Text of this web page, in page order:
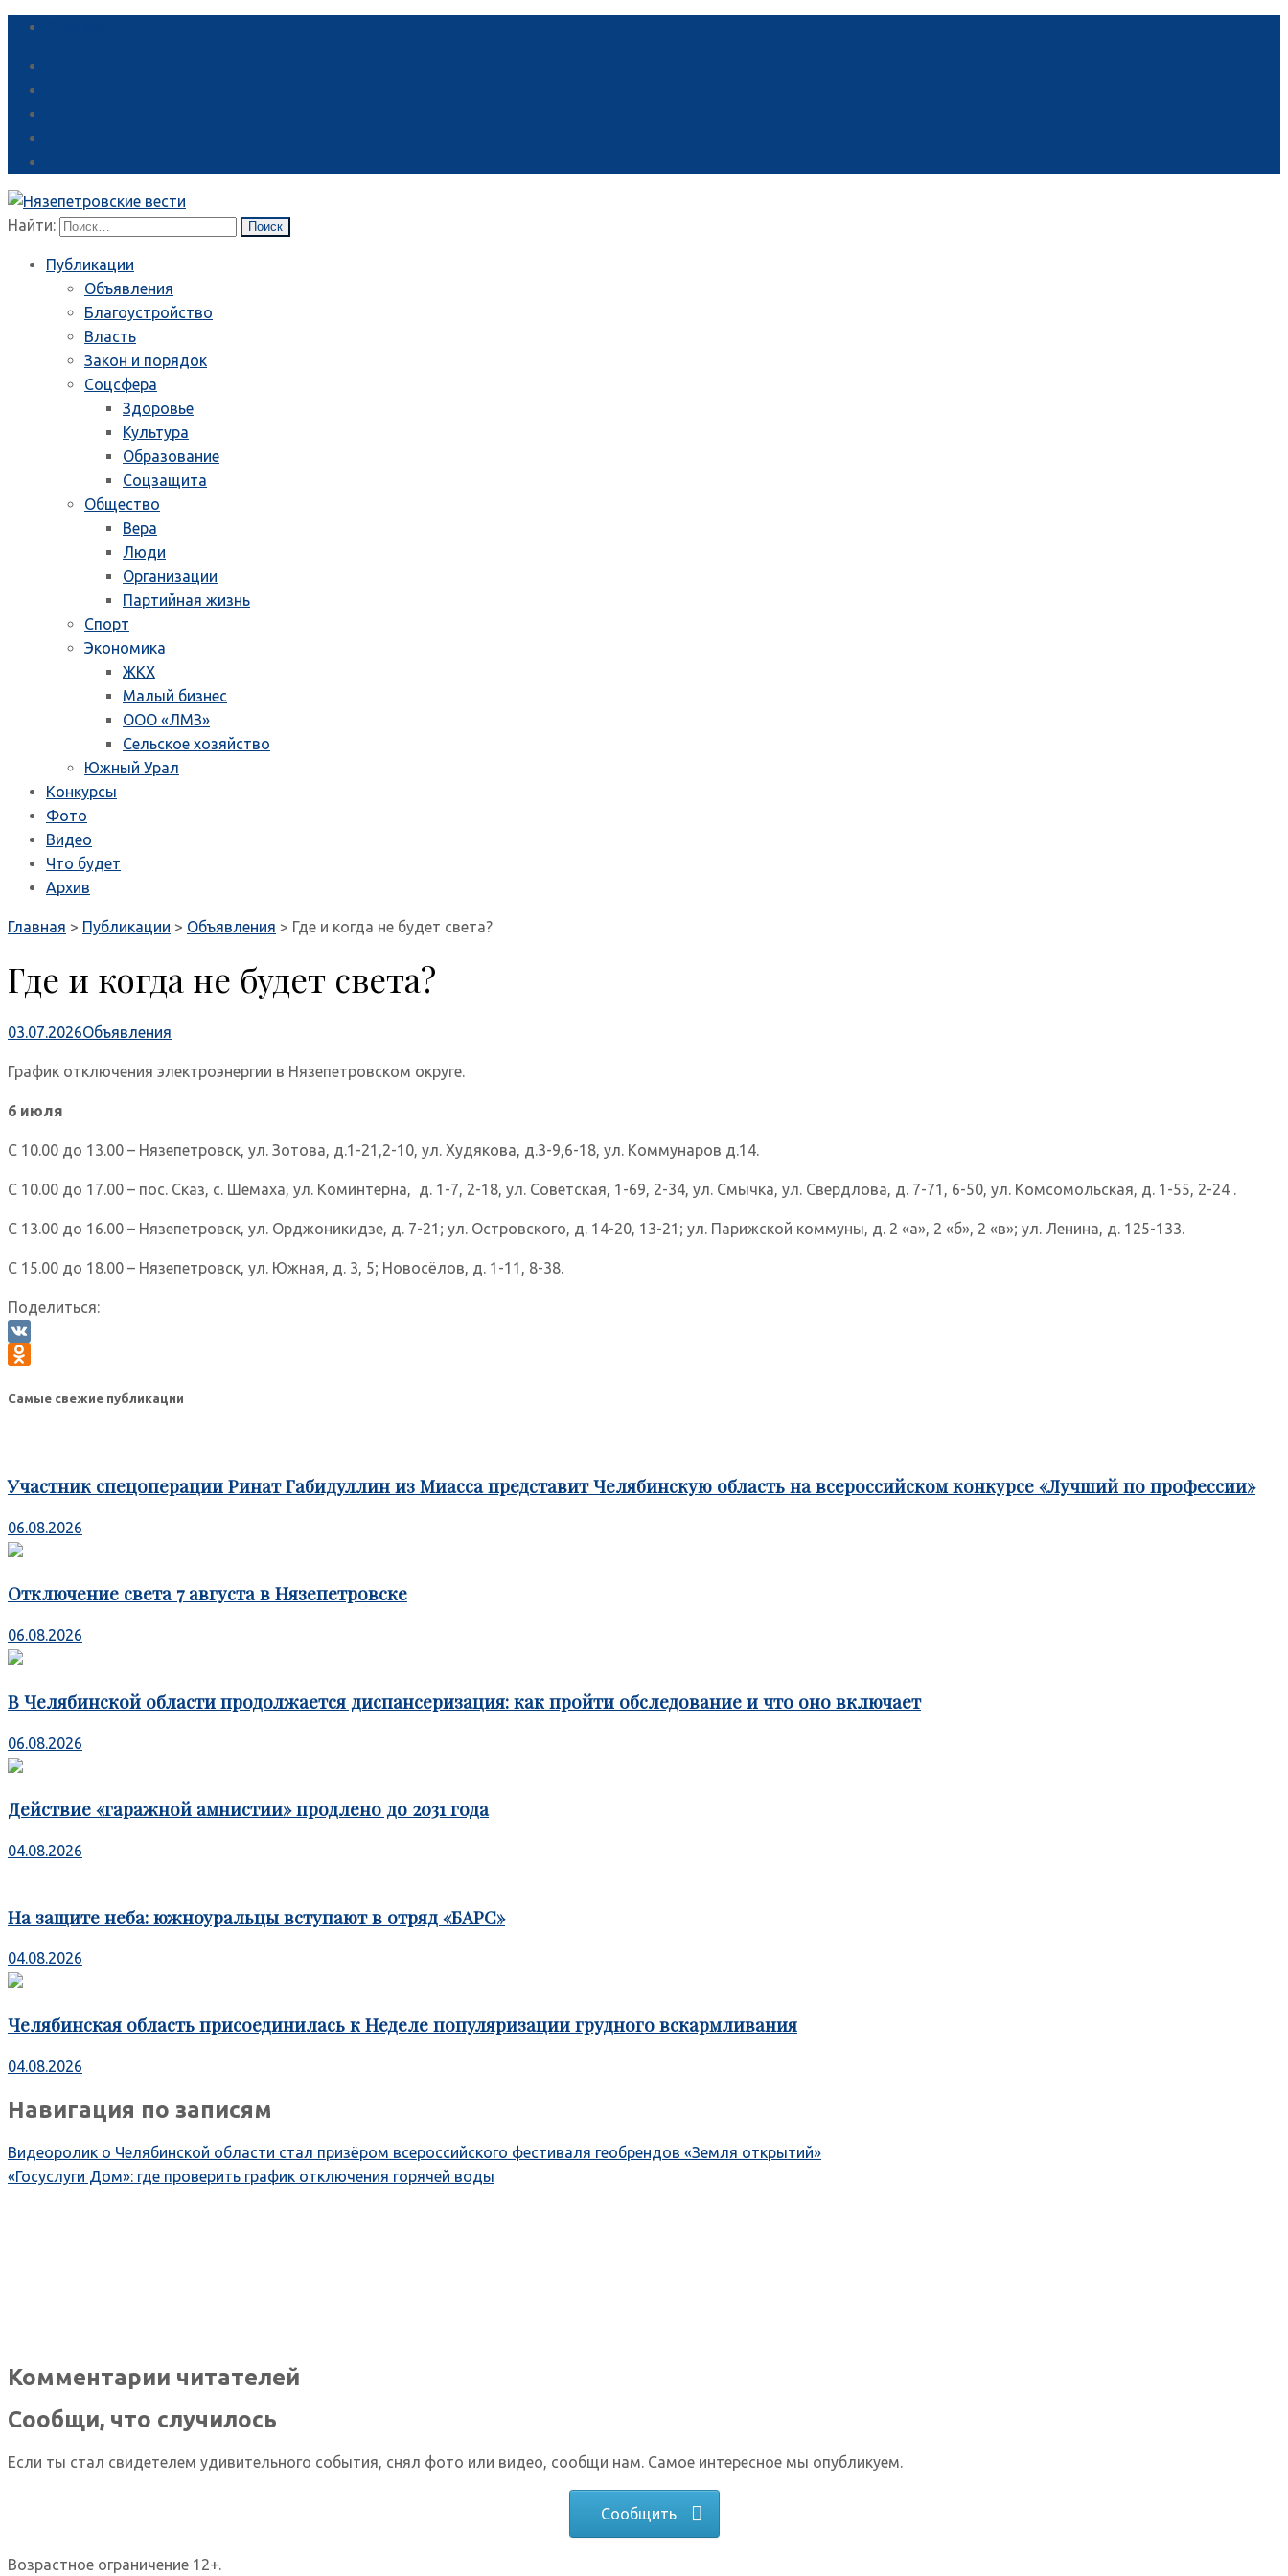
Найти:
Публикации
Объявления
Благоустройство
Власть
Закон и порядок
Соцсфера
Здоровье
Культура
Образование
Соцзащита
Общество
Вера
Люди
Организации
Партийная жизнь
Спорт
Экономика
ЖКХ
Малый бизнес
ООО «ЛМЗ»
Сельское хозяйство
Южный Урал
Конкурсы
Фото
Видео
Что будет
Архив
Главная > Публикации > Объявления > Где и когда не будет света?
Где и когда не будет света?
03.07.2026Объявления
График отключения электроэнергии в Нязепетровском округе.
6 июля
С 10.00 до 13.00 – Нязепетровск, ул. Зотова, д.1-21,2-10, ул. Худякова, д.3-9,6-18, ул. Коммунаров д.14.
С 10.00 до 17.00 – пос. Сказ, с. Шемаха, ул. Коминтерна, д. 1-7, 2-18, ул. Советская, 1-69, 2-34, ул. Смычка, ул. Свердлова, д. 7-71, 6-50, ул. Комсомольская, д. 1-55, 2-24 .
С 13.00 до 16.00 – Нязепетровск, ул. Орджоникидзе, д. 7-21; ул. Островского, д. 14-20, 13-21; ул. Парижской коммуны, д. 2 «а», 2 «б», 2 «в»; ул. Ленина, д. 125-133.
С 15.00 до 18.00 – Нязепетровск, ул. Южная, д. 3, 5; Новосёлов, д. 1-11, 8-38.
Поделиться:
VK
Самые свежие публикации
Участник спецоперации Ринат Габидуллин из Миасса представит Челябинскую область на всероссийском конкурсе «Лучший по профессии»
06.08.2026
Отключение света 7 августа в Нязепетровске
06.08.2026
В Челябинской области продолжается диспансеризация: как пройти обследование и что оно включает
06.08.2026
Действие «гаражной амнистии» продлено до 2031 года
04.08.2026
На защите неба: южноуральцы вступают в отряд «БАРС»
04.08.2026
Челябинская область присоединилась к Неделе популяризации грудного вскармливания
04.08.2026
Навигация по записям
Видеоролик о Челябинской области стал призёром всероссийского фестиваля геобрендов «Земля открытий»
«Госуслуги Дом»: где проверить график отключения горячей воды
Комментарии читателей
Сообщи, что случилось
Если ты стал свидетелем удивительного события, снял фото или видео, сообщи нам. Самое интересное мы опубликуем.
Сообщить
Возрастное ограничение 12+.